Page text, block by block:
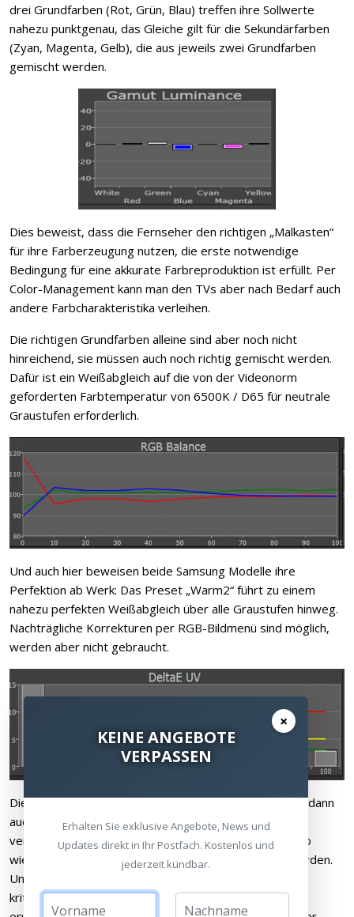
drei Grundfarben (Rot, Grün, Blau) treffen ihre Sollwerte
nahezu punktgenau, das Gleiche gilt für die Sekundärfarben
(Zyan, Magenta, Gelb), die aus jeweils zwei Grundfarben
gemischt werden.
Dies beweist, dass die Fernseher den richtigen „Malkasten“
für ihre Farberzeugung nutzen, die erste notwendige
Bedingung für eine akkurate Farbreproduktion ist erfüllt. Per
Color-Management kann man den TVs aber nach Bedarf auch
andere Farbcharakteristika verleihen.
Die richtigen Grundfarben alleine sind aber noch nicht
hinreichend, sie müssen auch noch richtig gemischt werden.
Dafür ist ein Weißabgleich auf die von der Videonorm
geforderten Farbtemperatur von 6500K / D65 für neutrale
Graustufen erforderlich.
Und auch hier beweisen beide Samsung Modelle ihre
Perfektion ab Werk: Das Preset „Warm2“ führt zu einem
nahezu perfekten Weißabgleich über alle Graustufen hinweg.
Nachträgliche Korrekturen per RGB-Bildmenü sind möglich,
werden aber nicht gebraucht.
Die hervorragenden Messergebnisse bestätigten sich dann
auch in unserem Sichtest von Filmmaterial: Beide TVs
verhielten sich absolut neutral und gaben alle Farben so
wieder, wie sie von den Filmemachern abgestimmt wurden.
Unter Videonorm-Gesichtspunkten gibt es nichts zu
kritisieren. Nicht weniger, aber auch nicht mehr, denn
×
KEINE ANGEBOTE
VERPASSEN
Erhalten Sie exklusive Angebote, News und
Updates direkt in Ihr Postfach. Kostenlos und
jederzeit kündbar.